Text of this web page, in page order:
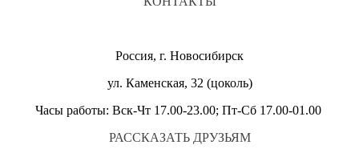
Россия, г. Новосибирск
ул. Каменская, 32 (цоколь)
Часы работы: Вск-Чт 17.00-23.00; Пт-Сб 17.00-01.00
РАССКАЗАТЬ ДРУЗЬЯМ